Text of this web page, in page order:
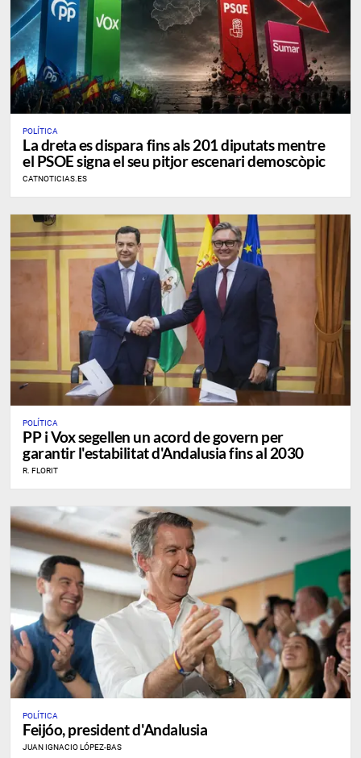
POLÍTICA
La dreta es dispara fins als 201 diputats mentre
el PSOE signa el seu pitjor escenari demoscòpic
CATNOTICIAS.ES
POLÍTICA
PP i Vox segellen un acord de govern per
garantir l'estabilitat d'Andalusia fins al 2030
R. FLORIT
POLÍTICA
Feijóo, president d'Andalusia
JUAN IGNACIO LÓPEZ-BAS